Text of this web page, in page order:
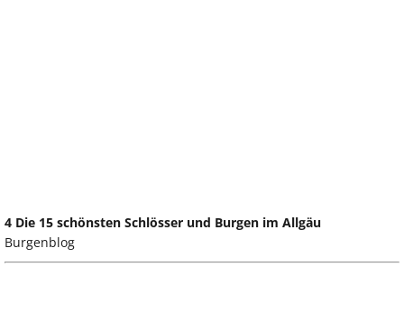
4 Die 15 schönsten Schlösser und Burgen im Allgäu
Burgenblog